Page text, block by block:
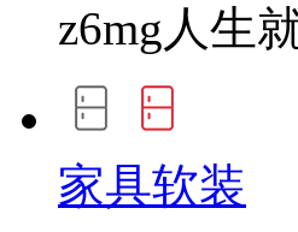
z6mg人生
家具软装